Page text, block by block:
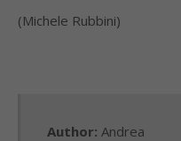
(Michele Rubbini)
Author: Andrea